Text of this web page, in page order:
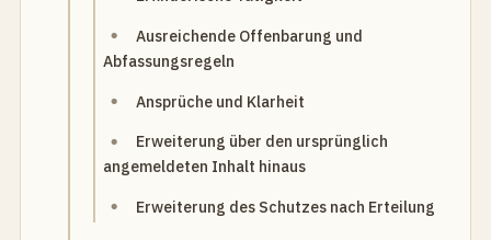
Ausreichende Offenbarung und
Abfassungsregeln
Ansprüche und Klarheit
Erweiterung über den ursprünglich
angemeldeten Inhalt hinaus
Erweiterung des Schutzes nach Erteilung